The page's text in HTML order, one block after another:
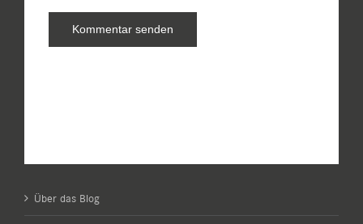
Über das Blog